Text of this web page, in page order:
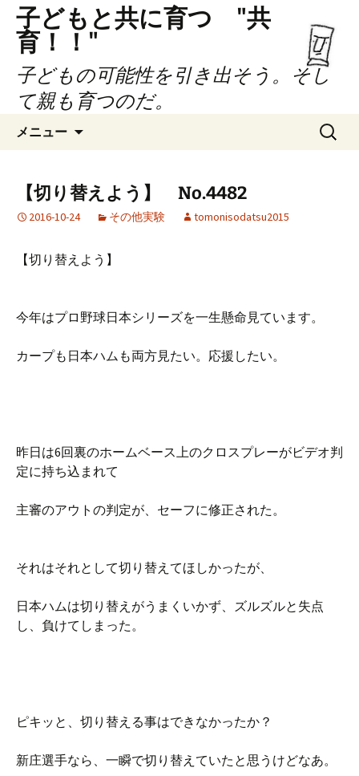
子どもと共に育つ "共
育！！"
子どもの可能性を引き出そう。そし
て親も育つのだ。
メニュー
ン
ツ
キ
検
索:
【切り替えよう】 No.4482
2016-10-24 その他実験 tomonisodatsu2015
【切り替えよう】
今年はプロ野球日本シリーズを一生懸命見ています。
カープも日本ハムも両方見たい。応援したい。
昨日は6回裏のホームベース上のクロスプレーがビデオ判
定に持ち込まれて
主審のアウトの判定が、セーフに修正された。
それはそれとして切り替えてほしかったが、
日本ハムは切り替えがうまくいかず、ズルズルと失点
し、負けてしまった。
ピキッと、切り替える事はできなかったか？
新庄選手なら、一瞬で切り替えていたと思うけどなあ。